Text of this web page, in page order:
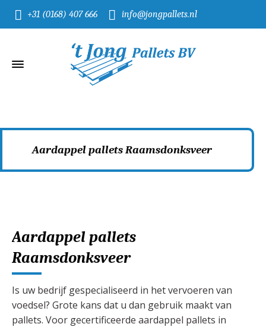
+31 (0168) 407 666 info@jongpallets.nl
Aardappel pallets Raamsdonksveer
Aardappel pallets
Raamsdonksveer
Is uw bedrijf gespecialiseerd in het vervoeren van
voedsel? Grote kans dat u dan gebruik maakt van
pallets. Voor gecertificeerde aardappel pallets in